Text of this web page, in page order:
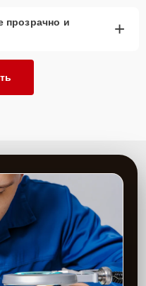
прозрачно и
+